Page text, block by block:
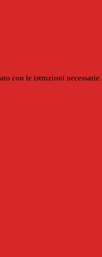
con le istruzioni necessarie.